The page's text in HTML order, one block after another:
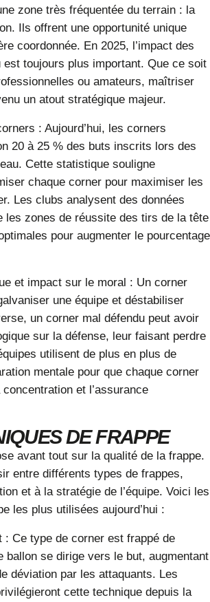
zone très fréquentée du terrain : la
Ils offrent une opportunité unique
coordonnée. En 2025, l’impact des
toujours plus important. Que ce soit
ou amateurs, maîtriser
un atout stratégique majeur.
: Aujourd’hui, les corners
20 à 25 % des buts inscrits lors des
Cette statistique souligne
chaque corner pour maximiser les
Les clubs analysent des données
les zones de réussite des tirs de la tête
pour augmenter le pourcentage
et impact sur le moral : Un corner
une équipe et déstabiliser
un corner mal défendu peut avoir
sur la défense, leur faisant perdre
utilisent de plus en plus de
mentale pour que chaque corner
et l’assurance
DE FRAPPE
avant tout sur la qualité de la frappe.
entre différents types de frappes,
et à la stratégie de l’équipe. Voici les
les plus utilisées aujourd’hui :
: Ce type de corner est frappé de
ballon se dirige vers le but, augmentant
déviation par les attaquants. Les
cette technique depuis la